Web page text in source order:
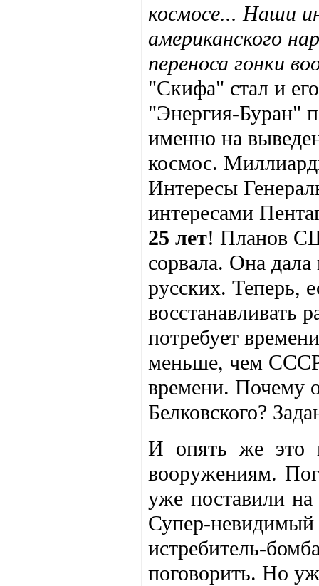
космосе... Наши
американского
переноса гонки
"Скифа" стал и
"Энергия-Буран"
именно на
космос.
Интересы
интересами
25 лет! Планов
сорвала. Она дала
русских. Теперь,
восстанавливать
потребует
меньше, чем
времени. Почему
Белковского?
И опять же это
вооружениям.
уже поставили на
Супер-
истребитель-
поговорить. Но